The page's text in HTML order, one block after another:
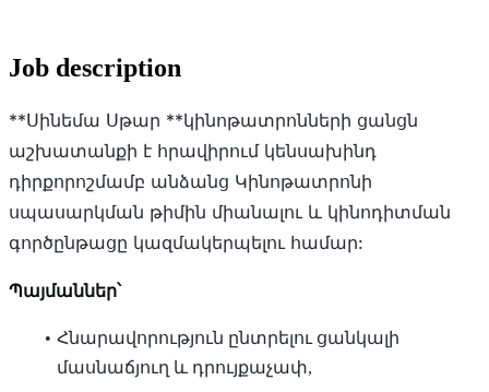
Job description
**Սինեմա Սթար **կինոթատրոնների ցանցն
աշխատանքի է հրավիրում կենսախինդ
դիրքորոշմամբ անձանց Կինոթատրոնի
սպասարկման թիմին միանալու և կինոդիտման
գործընթացը կազմակերպելու համար:
Պայմաններ՝
Հնարավորություն ընտրելու ցանկալի
մասնաճյուղ և դրույքաչափ,